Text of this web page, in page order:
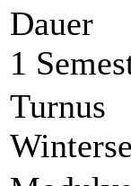
Dauer
1
Turnus